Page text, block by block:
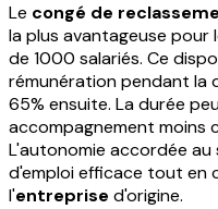
Le congé de
la plus avantageuse pour
de 1000 salariés. Ce
rémunération pendant la
65% ensuite. La durée
accompagnement moins
L'autonomie accordée au
d'emploi efficace tout en
l'entreprise d'origine.